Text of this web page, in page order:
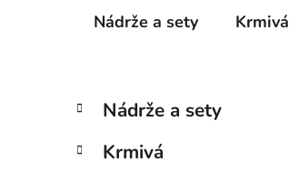
Nádrže a sety Krmivá
B
č
Preskočiť
kategórie
K
a
e
Nádrže a sety
Krmivá